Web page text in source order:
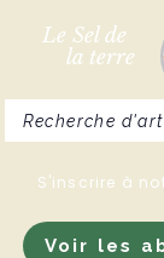
Le Sel de
la terre
Voir les
S'inscrire à
Recherche